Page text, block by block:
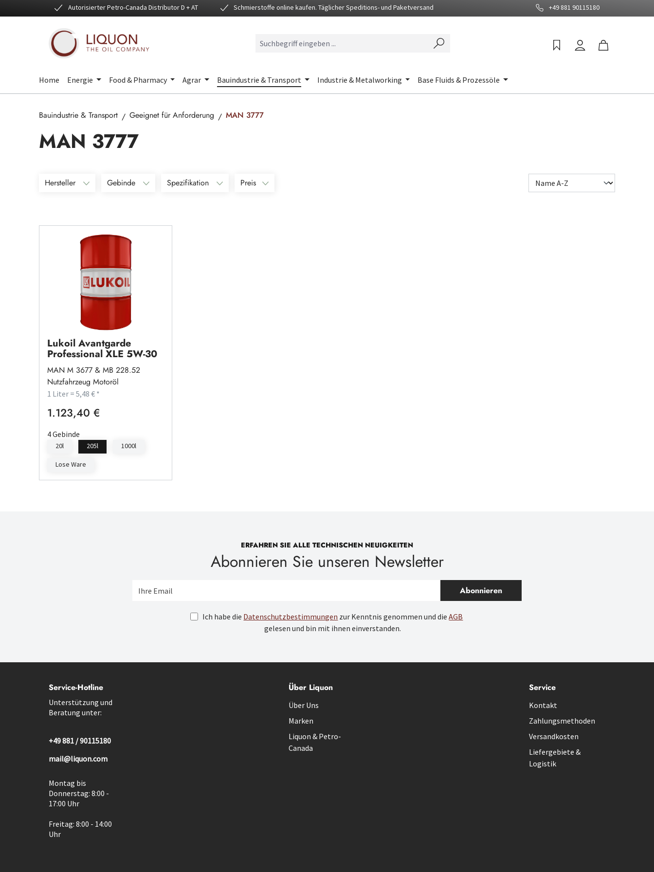
Hauptinhalt springen
Zur Suche springen
Zur Hauptnavigation springenAutorisierter Petro-Canada Distributor D + AT Schmierstoffe online kaufen. Täglicher Speditions- und Paketversand +49 881 90115180
Home Energie Food & Pharmacy Agrar Bauindustrie & Transport Industrie & Metalworking Base Fluids & Prozessöle
Bauindustrie & Transport Geeignet für Anforderung MAN 3777
MAN 3777
Hersteller Gebinde Spezifikation Preis
Lukoil Avantgarde
Professional XLE 5W-30
MAN M 3677 & MB 228.52
Nutzfahrzeug Motoröl
1 Liter = 5,48 € *
Regulärer Preis:
1.123,40 €
4 Gebinde
20l 205l 1000l
Lose Ware
ERFAHREN SIE ALLE TECHNISCHEN NEUIGKEITEN
Abonnieren Sie unseren Newsletter
Abonnieren
Ich habe die Datenschutzbestimmungen zur Kenntnis genommen und dieAGB
gelesen und bin mit ihnen einverstanden.
Service-Hotline
Unterstützung und
Beratung unter:
+49 881 / 90115180
mail@liquon.com
Montag bis
Donnerstag: 8:00 -
17:00 Uhr
Freitag: 8:00 - 14:00
Uhr
Über Liquon
Über Uns
Marken
Liquon & Petro-
Canada
Service
Kontakt
Zahlungsmethoden
Versandkosten
Liefergebiete &
Logistik